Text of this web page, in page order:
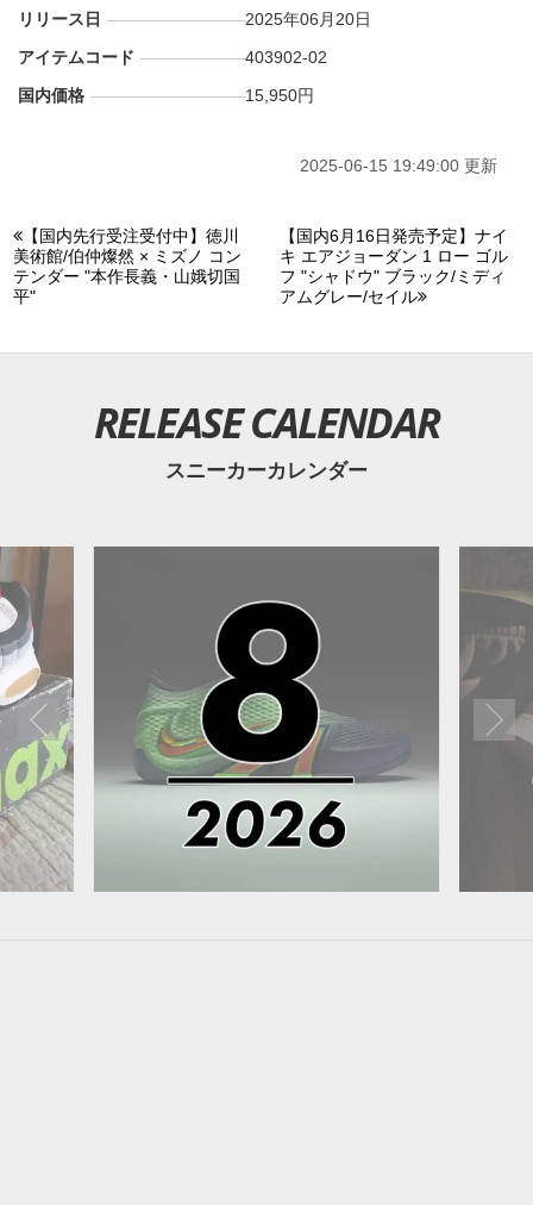
リリース日
2025年06月20日
アイテムコード
403902-02
国内価格
15,950円
2025-06-15 19:49:00 更新
【国内先行受注受付中】徳川
美術館/伯仲燦然 × ミズノ コン
テンダー "本作長義・山娥切国
平"
【国内6月16日発売予定】ナイ
キ エアジョーダン 1 ロー ゴル
フ "シャドウ" ブラック/ミディ
アムグレー/セイル
RELEASE CALENDAR
スニーカーカレンダー